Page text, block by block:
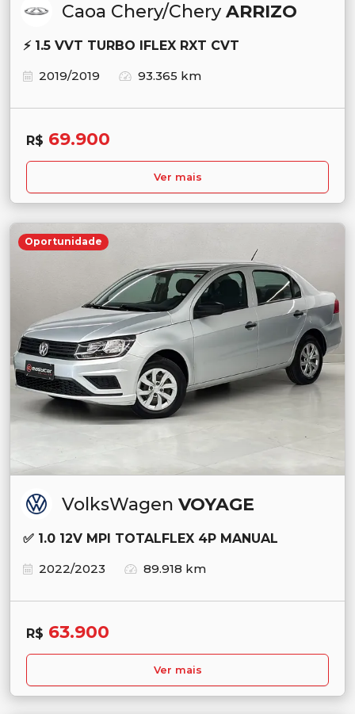
Caoa Chery/CheryARRIZO
⚡ 1.5 VVT TURBO IFLEX RXT CVT
2019/2019
93.365 km
R$ 69.900
Ver mais
Oportunidade
VolksWagen VOYAGE
✅ 1.0 12V MPI TOTALFLEX 4P MANUAL
2022/2023
89.918 km
R$ 63.900
Ver mais